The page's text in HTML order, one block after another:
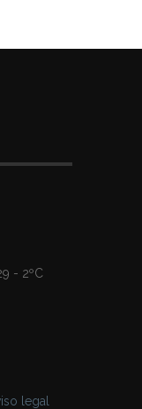
- 2ºC
legal